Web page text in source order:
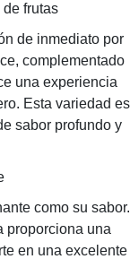
frutas
de inmediato por
complementado
una experiencia
Esta variedad es
sabor profundo y
como su sabor.
proporciona una
en una excelente